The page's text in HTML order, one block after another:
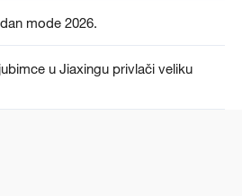
mode 2026.
u Jiaxingu privlači veliku